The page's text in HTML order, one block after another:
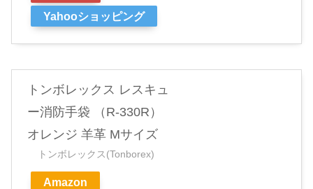
Yahooショッピング
トンボレックス レスキュ
ー消防手袋 （R-330R）
オレンジ 羊革 Mサイズ
トンボレックス(Tonborex)
Amazon